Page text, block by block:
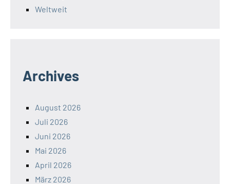
Weltweit
Archives
August 2026
Juli 2026
Juni 2026
Mai 2026
April 2026
März 2026